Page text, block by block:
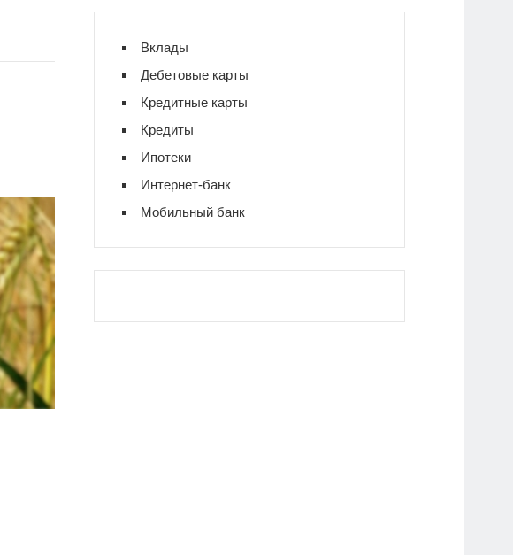
Вклады
Дебетовые карты
Кредитные карты
Кредиты
Ипотеки
Интернет-банк
Мобильный банк